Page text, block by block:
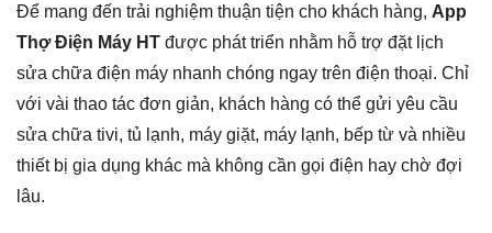
Để mang đến trải nghiệm thuận tiện cho khách hàng, App
Thợ Điện Máy HT được phát triển nhằm hỗ trợ đặt lịch
sửa chữa điện máy nhanh chóng ngay trên điện thoại. Chỉ
với vài thao tác đơn giản, khách hàng có thể gửi yêu cầu
sửa chữa tivi, tủ lạnh, máy giặt, máy lạnh, bếp từ và nhiều
thiết bị gia dụng khác mà không cần gọi điện hay chờ đợi
lâu.